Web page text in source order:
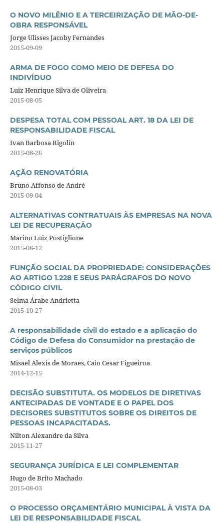
O NOVO MILÊNIO E A TERCEIRIZAÇÃO DE MÃO-DE-
OBRA RESPONSÁVEL
Jorge Ulisses Jacoby Fernandes
2015-09-09
ARMA DE FOGO COMO MEIO DE DEFESA DO
INDIVÍDUO
Luiz Henrique Silva de Oliveira
2015-08-05
DESPESA TOTAL COM PESSOAL ART. 18 DA LEI DE
RESPONSABILIDADE FISCAL
Ivan Barbosa Rigolin
2015-08-26
AÇÃO RENOVATÓRIA
Bruno Affonso de André
2015-09-04
ALTERNATIVAS CONTRATUAIS ÀS EMPRESAS NA NOVA
LEI DE RECUPERAÇÃO
Marino Luiz Postiglione
2015-08-12
FUNÇÃO SOCIAL DA PROPRIEDADE: CONSIDERAÇÕES
AO ARTIGO 1.228 E SEUS PARÁGRAFOS DO NOVO
CÓDIGO CIVIL
Selma Árabe Andrietta
2015-10-27
A responsabilidade civil do estado e a aplicação do
Código de Defesa do Consumidor na prestação de
serviços públicos
Misael Alexis de Moraes, Caio Cesar Figueiroa
2014-12-15
DECISÃO SUBSTITUTA. OS MODELOS DE DIRETIVAS
ANTECIPADAS DE VONTADE E O PAPEL DOS
DECISORES SUBSTITUTOS SOBRE OS DIREITOS DE
PESSOAS INCAPACITADAS.
Nilton Alexandre da Silva
2015-11-27
SEGURANÇA JURÍDICA E LEI COMPLEMENTAR
Hugo de Brito Machado
2015-08-03
O PROCESSO ORÇAMENTÁRIO MUNICIPAL À VISTA DA
LEI DE RESPONSABILIDADE FISCAL